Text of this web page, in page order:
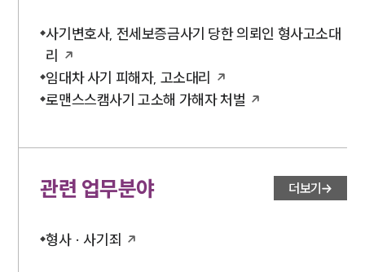
사기변호사, 전세보증금사기 당한 의뢰인 형사고소대
리
임대차 사기 피해자, 고소대리
로맨스스캠사기 고소해 가해자 처벌
관련 업무분야 더보기
형사 · 사기죄